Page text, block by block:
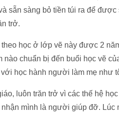
sẵn sàng bỏ tiền túi ra để
trở.
học ở lớp vẽ này được 2
nào chuẩn bị đến buổi học vẽ
học hành người làm mẹ như
luôn trăn trở vì các thế hệ
mình là người giúp đỡ. Lúc